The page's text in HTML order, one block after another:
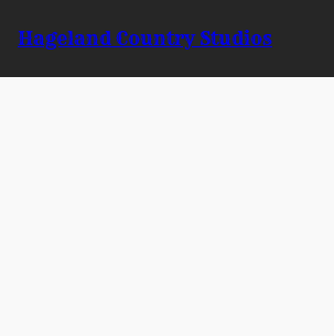
naarHageland Country Studios